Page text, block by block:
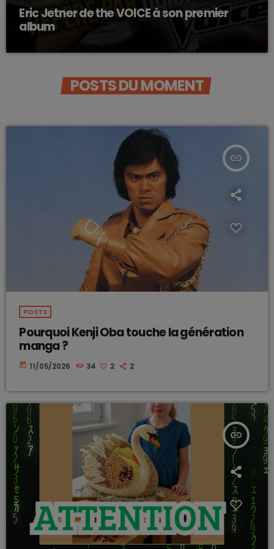
Eric Jetner de the VOICE à son premier
album
POSTS DU MOMENT
insert_link
POSTS
Pourquoi Kenji Oba touche la génération
manga ?
today 11/05/2026 34 2 2
insert_link